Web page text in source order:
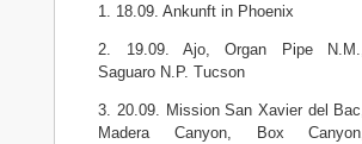
1. 18.09. Ankunft in Phoenix
2. 19.09. Ajo, Organ Pipe N.M.,
Saguaro N.P. Tucson
3. 20.09. Mission San Xavier del Bac,
Madera Canyon, Box Canyon,